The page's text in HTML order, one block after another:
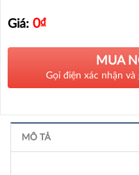
Giá: 0₫
MUA
Gọi điện xác nhận
MÔ TẢ